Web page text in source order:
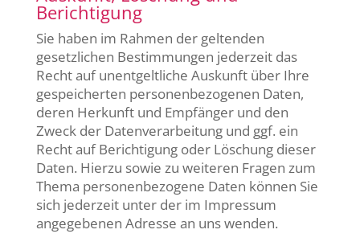
Berichtigung
Sie haben im Rahmen der geltenden
gesetzlichen Bestimmungen jederzeit das
Recht auf unentgeltliche Auskunft über Ihre
gespeicherten personenbezogenen Daten,
deren Herkunft und Empfänger und den
Zweck der Datenverarbeitung und ggf. ein
Recht auf Berichtigung oder Löschung dieser
Daten. Hierzu sowie zu weiteren Fragen zum
Thema personenbezogene Daten können Sie
sich jederzeit unter der im Impressum
angegebenen Adresse an uns wenden.